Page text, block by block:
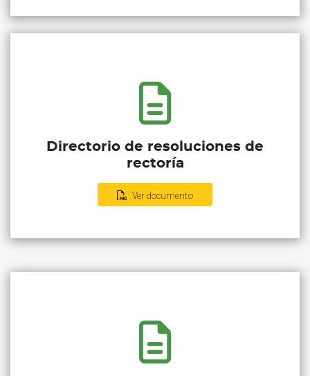
Directorio de resoluciones de
rectoría
Ver documento